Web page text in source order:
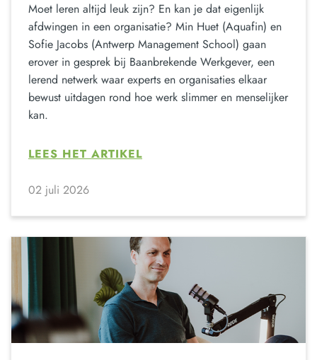
Moet leren altijd leuk zijn? En kan je dat eigenlijk
afdwingen in een organisatie? Min Huet (Aquafin) en
Sofie Jacobs (Antwerp Management School) gaan
erover in gesprek bij Baanbrekende Werkgever, een
lerend netwerk waar experts en organisaties elkaar
bewust uitdagen rond hoe werk slimmer en menselijker
kan.
LEES HET ARTIKEL
02 juli 2026